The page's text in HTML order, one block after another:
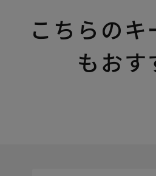
こちらのキ
もおす